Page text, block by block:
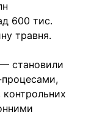
600 тис.
травня.
становили
процесами,
контрольних